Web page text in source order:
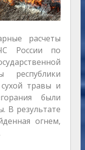
расчеты
России по
республики
травы и
были
В результате
огнем,